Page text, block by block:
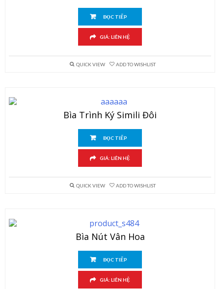
ĐỌC TIẾP
GIÁ: LIÊN HỆ
QUICK VIEW ADD TO WISHLIST
Bìa Trình Ký Simili Đôi
ĐỌC TIẾP
GIÁ: LIÊN HỆ
QUICK VIEW ADD TO WISHLIST
Bìa Nút Vân Hoa
ĐỌC TIẾP
GIÁ: LIÊN HỆ